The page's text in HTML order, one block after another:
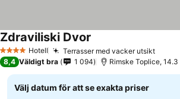
4 StjärnorHotell Terrasser med vacker utsikt
Zdraviliski Dvor
8,4 Väldigt bra 1 094 Rimske Toplice,
Välj datum för att se exakta priser